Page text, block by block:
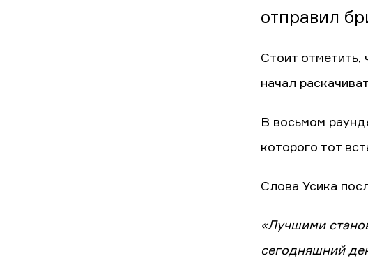
отправил
Стоит отметить,
начал
В восьмом
которого тот
Слова Усика
«Лучшими
сегодняшний